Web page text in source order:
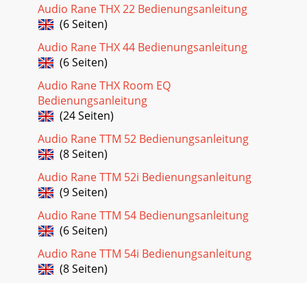
Audio Rane THX 22 Bedienungsanleitung
(6 Seiten)
Audio Rane THX 44 Bedienungsanleitung
(6 Seiten)
Audio Rane THX Room EQ
Bedienungsanleitung
(24 Seiten)
Audio Rane TTM 52 Bedienungsanleitung
(8 Seiten)
Audio Rane TTM 52i Bedienungsanleitung
(9 Seiten)
Audio Rane TTM 54 Bedienungsanleitung
(6 Seiten)
Audio Rane TTM 54i Bedienungsanleitung
(8 Seiten)